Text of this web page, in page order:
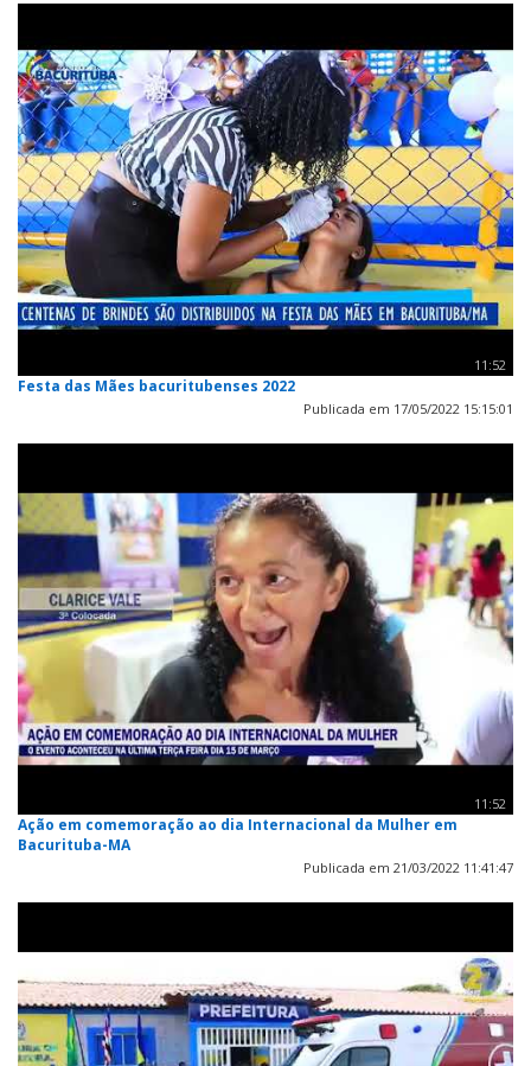
11:52
Festa das Mães bacuritubenses 2022
Publicada em 17/05/2022 15:15:01
11:52
Ação em comemoração ao dia Internacional da Mulher em
Bacurituba-MA
Publicada em 21/03/2022 11:41:47